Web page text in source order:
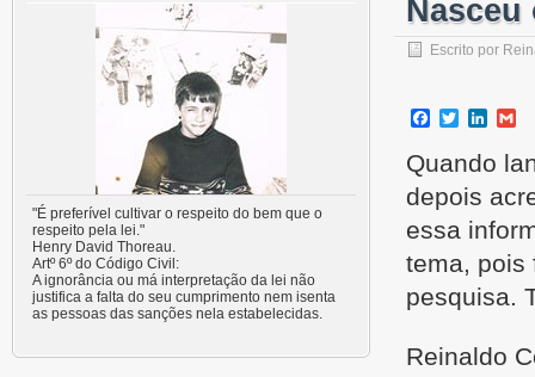
Nasceu
Escrito por
Facebook
Twitter
Quando
depois
essa
tema, pois
pesquisa.
Reinaldo
"É preferível cultivar o respeito do bem que o
respeito pela lei."
Henry David Thoreau.
Artº 6º do Código Civil:
A ignorância ou má interpretação da lei não
justifica a falta do seu cumprimento nem isenta
as pessoas das sanções nela estabelecidas.